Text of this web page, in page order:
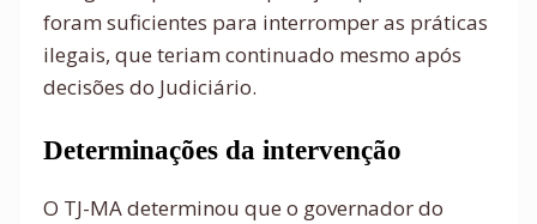
foram suficientes para interromper as práticas
ilegais, que teriam continuado mesmo após
decisões do Judiciário.
Determinações da intervenção
O TJ-MA determinou que o governador do